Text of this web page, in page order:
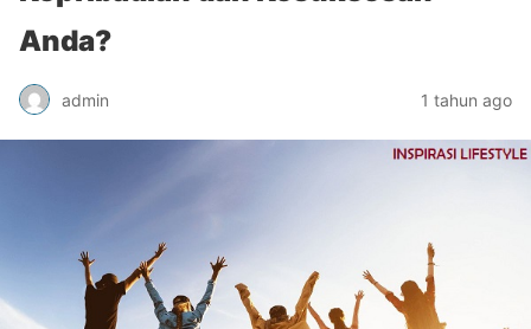
Anda?
admin 1 tahun ago